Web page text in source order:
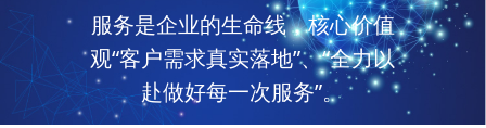
服务是企业的生命线，核心价值
观“客户需求真实落地”、“全力以
赴做好每一次服务”。